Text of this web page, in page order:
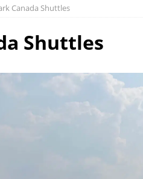
Canada Shuttles
Shuttles